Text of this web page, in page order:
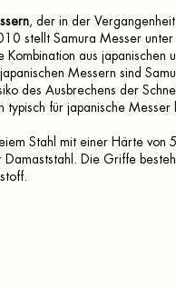
, der in der
stellt Samura Messer unter
Kombination aus japanischen
Messern sind
des Ausbrechens der
für japanische Messer
Stahl mit einer Härte von
Damaststahl. Die Griffe